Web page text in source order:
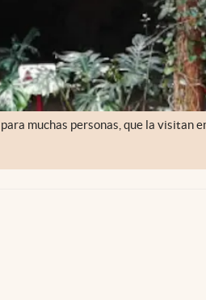
muchas personas, que la visitan